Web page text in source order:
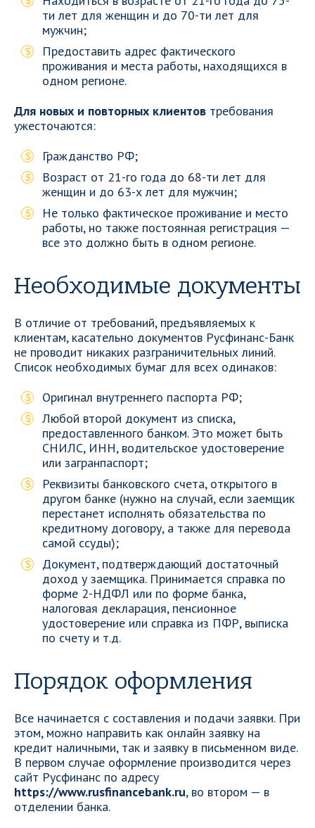
ти лет для женщин и до 70-ти лет для
мужчин;
Предоставить адрес фактического
проживания и места работы, находящихся в
одном регионе.
Для новых и повторных клиентов требования
ужесточаются:
Гражданство РФ;
Возраст от 21-го года до 68-ти лет для
женщин и до 63-х лет для мужчин;
Не только фактическое проживание и место
работы, но также постоянная регистрация —
все это должно быть в одном регионе.
Необходимые документы
В отличие от требований, предъявляемых к
клиентам, касательно документов Русфинанс-Банк
не проводит никаких разграничительных линий.
Список необходимых бумаг для всех одинаков:
Оригинал внутреннего паспорта РФ;
Любой второй документ из списка,
предоставленного банком. Это может быть
СНИЛС, ИНН, водительское удостоверение
или загранпаспорт;
Реквизиты банковского счета, открытого в
другом банке (нужно на случай, если заемщик
перестанет исполнять обязательства по
кредитному договору, а также для перевода
самой ссуды);
Документ, подтверждающий достаточный
доход у заемщика. Принимается справка по
форме 2-НДФЛ или по форме банка,
налоговая декларация, пенсионное
удостоверение или справка из ПФР, выписка
по счету и т.д.
Порядок оформления
Все начинается с составления и подачи заявки. При
этом, можно направить как онлайн заявку на
кредит наличными, так и заявку в письменном виде.
В первом случае оформление производится через
сайт Русфинанс по адресу
https://www.rusfinancebank.ru, во втором — в
отделении банка.